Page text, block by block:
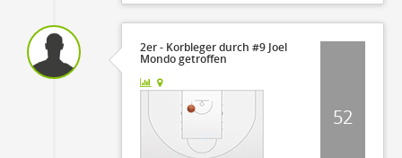
2er - Korbleger durch #9 Joel
Mondo getroffen
52